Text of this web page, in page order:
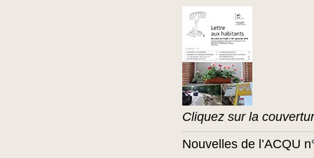
Cliquez sur la
Nouvelles de l’ACQU